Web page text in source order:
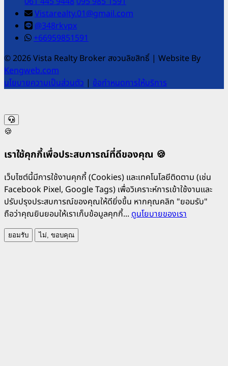
Vistarealty.01@gmail.com
@348rkvpx
+66959851591
© 2026 Vista Realty Broker สงวนลิขสิทธิ์ | Website By
Kengweb.com
นโยบายความเป็นส่วนตัว | ข้อกำหนดการให้บริการ
🍪
เราใช้คุกกี้เพื่อประสบการณ์ที่ดีของคุณ 🍪
เว็บไซต์นี้มีการใช้งานคุกกี้ (Cookies) และเทคโนโลยีติดตาม (เช่น
Facebook Pixel, Google Tags) เพื่อวิเคราะห์การเข้าใช้งานและ
ปรับปรุงประสบการณ์ของคุณให้ดียิ่งขึ้น หากคุณคลิก "ยอมรับ"
ถือว่าคุณยินยอมให้เราเก็บข้อมูลคุกกี้... ดูนโยบายของเรา
ยอมรับ ไม่, ขอบคุณ